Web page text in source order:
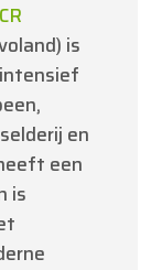
is
en
een
is